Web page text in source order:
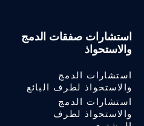
استشارات صفقات الدمج
والاستحواذ
استشارات الدمج
والاستحواذ لطرف البائع
استشارات الدمج
والاستحواذ لطرف